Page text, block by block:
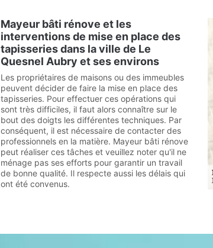
Mayeur bâti rénove et les
interventions de mise en place des
tapisseries dans la ville de Le
Quesnel Aubry et ses environs
Les propriétaires de maisons ou des immeubles
peuvent décider de faire la mise en place des
tapisseries. Pour effectuer ces opérations qui
sont très difficiles, il faut alors connaître sur le
bout des doigts les différentes techniques. Par
conséquent, il est nécessaire de contacter des
professionnels en la matière. Mayeur bâti rénove
peut réaliser ces tâches et veuillez noter qu'il ne
ménage pas ses efforts pour garantir un travail
de bonne qualité. Il respecte aussi les délais qui
ont été convenus.